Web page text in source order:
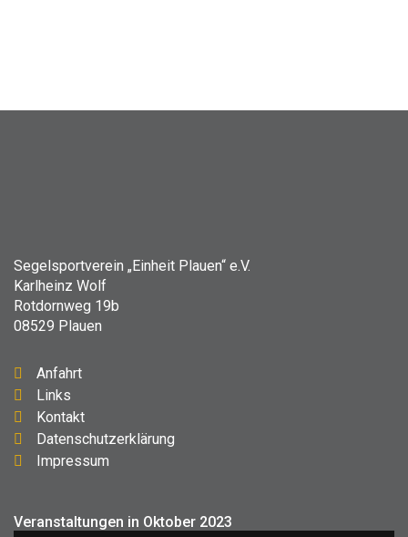
Segelsportverein „Einheit Plauen“ e.V.
Karlheinz Wolf
Rotdornweg 19b
08529 Plauen
Anfahrt
Links
Kontakt
Datenschutzerklärung
Impressum
Veranstaltungen in Oktober 2023